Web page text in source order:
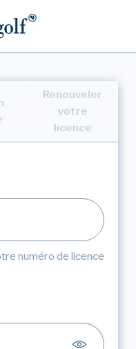
Renouveler
votre
licence
numéro de licence